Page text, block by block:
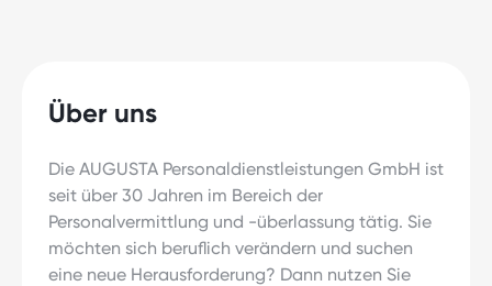
Über uns
Die AUGUSTA Personaldienstleistungen GmbH ist
seit über 30 Jahren im Bereich der
Personalvermittlung und -überlassung tätig. Sie
möchten sich beruflich verändern und suchen
eine neue Herausforderung? Dann nutzen Sie